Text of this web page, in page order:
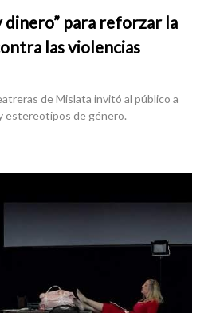
dinero” para reforzar la
las violencias
de Mislata invitó al público a
estereotipos de género.